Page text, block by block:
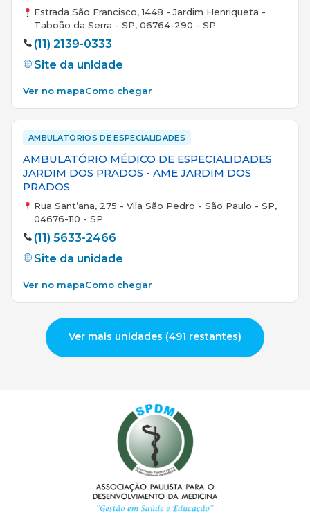
Estrada São Francisco, 1448 - Jardim Henriqueta -
Taboão da Serra - SP, 06764-290 - SP
(11) 2139-0333
Site da unidade
Ver no mapaComo chegar
AMBULATÓRIOS DE ESPECIALIDADES
AMBULATÓRIO MÉDICO DE ESPECIALIDADES
JARDIM DOS PRADOS - AME JARDIM DOS
PRADOS
Rua Sant’ana, 275 - Vila São Pedro - São Paulo - SP,
04676-110 - SP
(11) 5633-2466
Site da unidade
Ver no mapaComo chegar
Ver mais unidades (491 restantes)